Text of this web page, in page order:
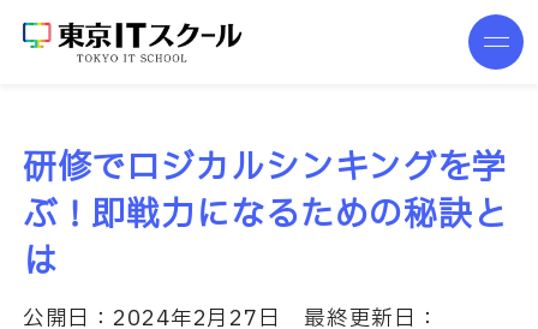
研修でロジカルシンキングを学
ぶ！即戦力になるための秘訣と
は
公開日： 2024年2月27日
最終更新日：